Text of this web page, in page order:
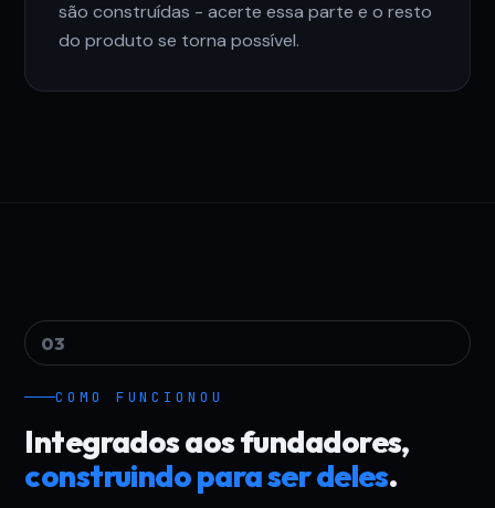
são construídas - acerte essa parte e o resto
do produto se torna possível.
03
COMO FUNCIONOU
Integrados aos fundadores,
construindo para ser deles.